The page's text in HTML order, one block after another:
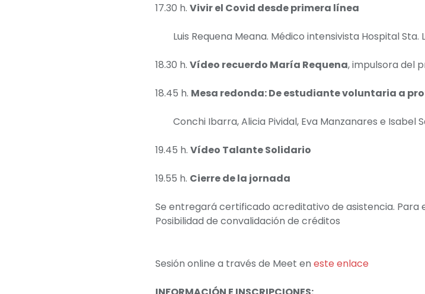
17.30 h. Vivir el Covid desde primera línea
Luis Requena Meana. Médico intensivista Hospital Sta.
18.30 h. Vídeo recuerdo María Requena, impulsora del
18.45 h. Mesa redonda: De estudiante voluntaria a
Conchi Ibarra, Alicia Pividal, Eva Manzanares e Isabel
19.45 h. Vídeo Talante Solidario
19.55 h. Cierre de la jornada
Se entregará certificado acreditativo de asistencia.
Posibilidad de convalidación de créditos
Sesión online a través de Meet en este enlace